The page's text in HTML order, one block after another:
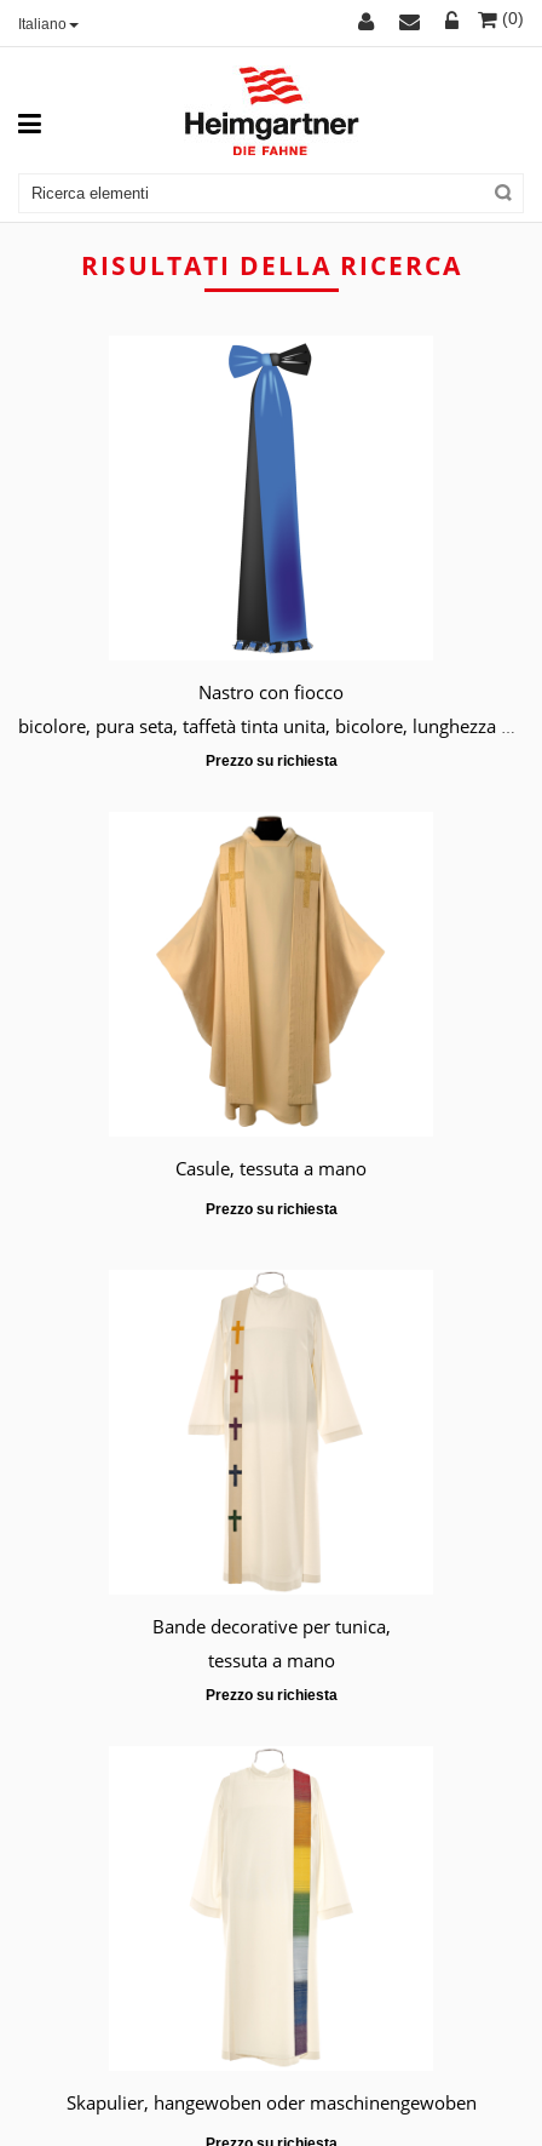
Italiano (0)
RISULTATI DELLA RICERCA
Nastro con fiocco
bicolore, pura seta, taffetà tinta unita, bicolore, lunghezza e colori da definire
Prezzo su richiesta
Casule, tessuta a mano
Prezzo su richiesta
Bande decorative per tunica,
tessuta a mano
Prezzo su richiesta
Skapulier, hangewoben oder maschinengewoben